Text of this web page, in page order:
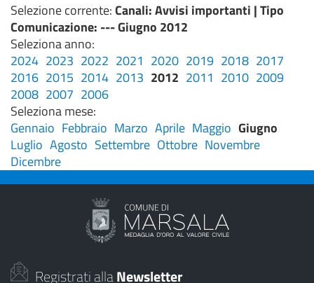
Selezione corrente:Canali: Avvisi importanti |Tipo
Comunicazione: --- Giugno 2012
Seleziona anno:
2024 2023 2022 2021 2020 2019 2018 2017
2016 2015 2014 2013 2012 2011 2010 2009
2008 2007 2006
Seleziona mese:
Gennaio Febbraio Marzo Aprile Maggio Giugno
Luglio Agosto Settembre Ottobre Novembre
Dicembre
Registrati allaNewsletter